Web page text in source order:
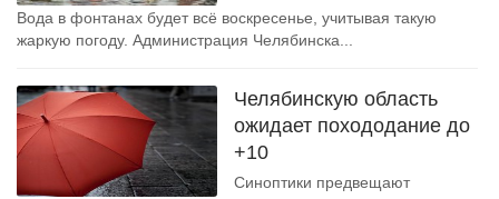
Вода в фонтанах будет всё воскресенье, учитывая такую
жаркую погоду. Администрация Челябинска...
Челябинскую область
ожидает похододание до
+10
Синоптики предвещают